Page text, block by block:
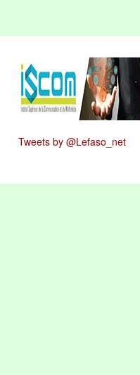
Tweets by @Lefaso_net